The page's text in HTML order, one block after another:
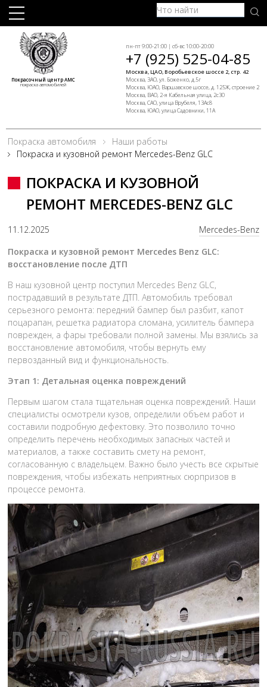
Покрасочный центр АМС
покраска автомобилей
пн-пт 9:00-21:00 | сб-вс 10:00-20:00
+7 (925) 525-04-85
Москва, ЦАО, Воробьевское шоссе 2, стр. 42
Москва, ЗАО, ул. Боженко, д.5г
Москва, ЮАО, Варшавское шоссе, д. 125Ж, строение 2
Москва, ВАО, 2-я Кабельная улица, 2с30
Москва, САО, улица Врубеля, 13Ас8
Москва, ЮАО, улица Садовники, 11А
Покраска автомобиля
Наши работы
Покраска и кузовной ремонт Mercedes-Benz GLC
ПОКРАСКА И КУЗОВНОЙ
РЕМОНТ MERCEDES-BENZ GLC
11.12.2025
Mercedes-Benz
Покраска и кузовной ремонт Mercedes Benz GLC:
восстановление после ДТП
В наш кузовной центр поступил Mercedes Benz GLC,
пострадавший в результате ДТП. Автомобиль требовал
серьезного ремонта: передний бампер был разбит, капот
поцарапан, решетка радиатора сломана, усилитель бампера
поврежден, а фары требовали полной замены. Мы взялись за
восстановление автомобиля, чтобы вернуть ему
первозданный вид и функциональность.
Этап 1: Детальная оценка повреждений
Первым шагом стала тщательная оценка повреждений. Наши
специалисты осмотрели кузов, определили объем работ и
составили подробную дефектовку. Это позволило точно
определить перечень необходимых запасных частей и
материалов, а также составить смету на ремонт,
согласованную с владельцем. Важно было учесть все скрытые
повреждения, чтобы избежать неприятных сюрпризов в
процессе ремонта.